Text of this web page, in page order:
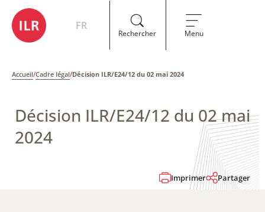
FR
Rechercher Menu
Accueil/Cadre légal/Décision ILR/E24/12 du 02 mai 2024
Décision ILR/E24/12 du 02 mai
2024
Imprimer Partager